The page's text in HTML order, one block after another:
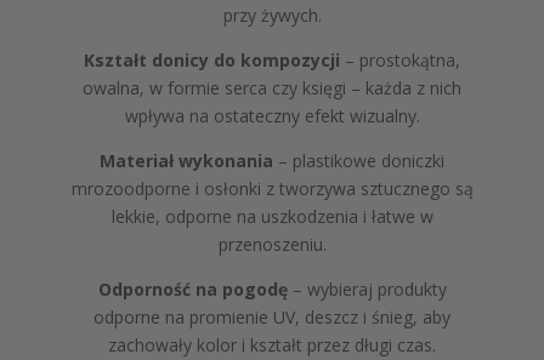
przy żywych.
Kształt donicy do kompozycji – prostokątna,
owalna, w formie serca czy księgi – każda z nich
wpływa na ostateczny efekt wizualny.
Materiał wykonania – plastikowe doniczki
mrozoodporne i osłonki z tworzywa sztucznego są
lekkie, odporne na uszkodzenia i łatwe w
przenoszeniu.
Odporność na pogodę– wybieraj produkty
odporne na promienie UV, deszcz i śnieg, aby
zachowały kolor i kształt przez długi czas.